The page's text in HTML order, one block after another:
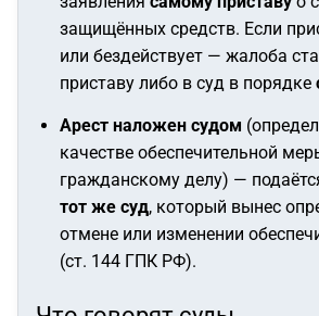
защищённых средств. Если
или бездействует — жалоба
приставу либо в суд в порядке
Арест наложен судом
качестве обеспечительной
гражданскому делу) —
тот же суд, который вынес
отмене или изменении
(ст. 144 ГПК РФ).